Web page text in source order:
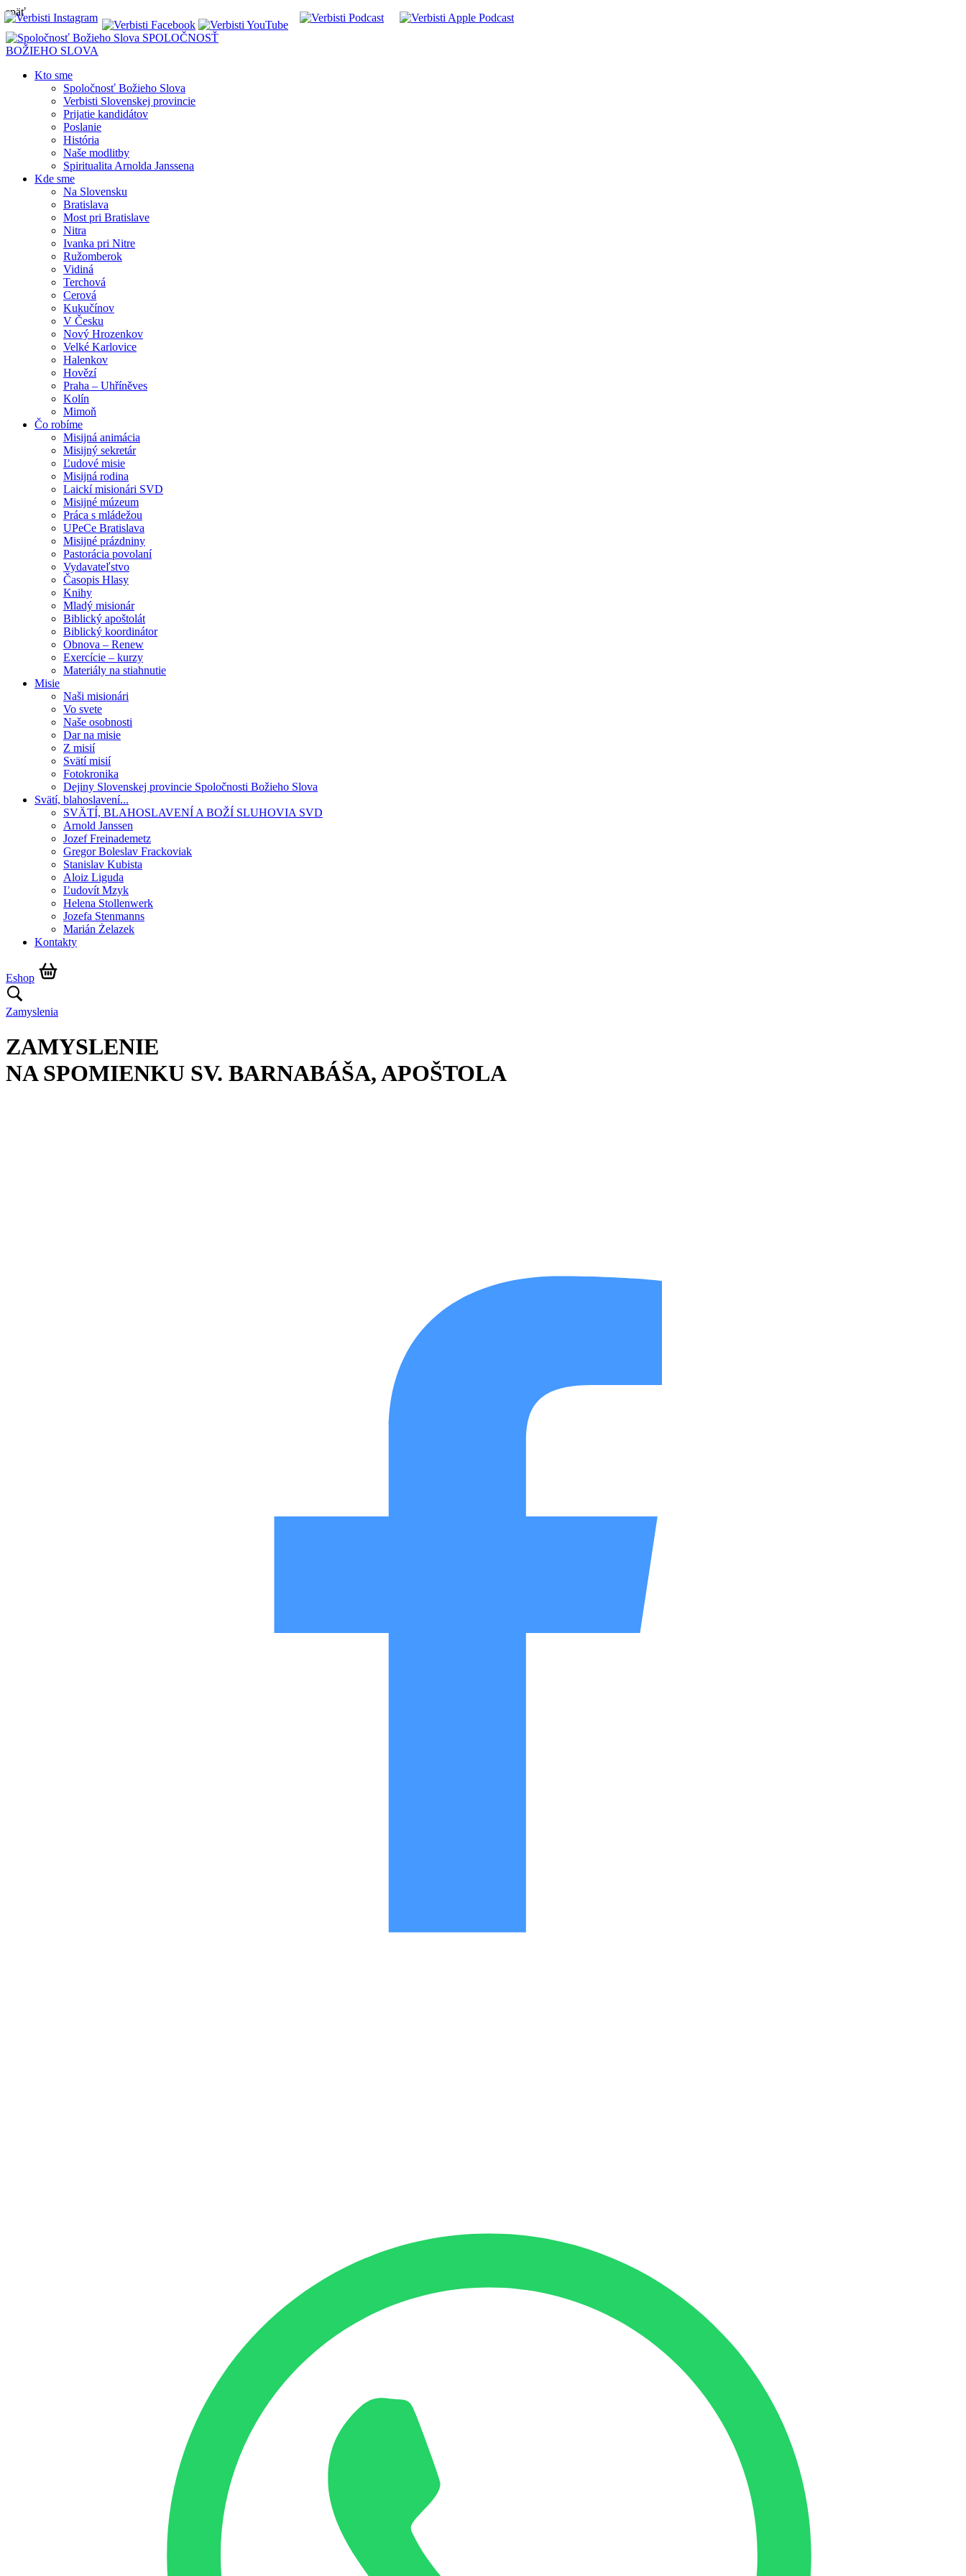
späť
SPOLOČNOSŤ
BOŽIEHO SLOVA
Kto sme
Spoločnosť Božieho Slova
Verbisti Slovenskej provincie
Prijatie kandidátov
Poslanie
História
Naše modlitby
Spiritualita Arnolda Janssena
Kde sme
Na Slovensku
Bratislava
Most pri Bratislave
Nitra
Ivanka pri Nitre
Ružomberok
Vidiná
Terchová
Cerová
Kukučínov
V Česku
Nový Hrozenkov
Velké Karlovice
Halenkov
Hovězí
Praha – Uhříněves
Kolín
Mimoň
Čo robíme
Misijná animácia
Misijný sekretár
Ľudové misie
Misijná rodina
Laickí misionári SVD
Misijné múzeum
Práca s mládežou
UPeCe Bratislava
Misijné prázdniny
Pastorácia povolaní
Vydavateľstvo
Časopis Hlasy
Knihy
Mladý misionár
Biblický apoštolát
Biblický koordinátor
Obnova – Renew
Exercície – kurzy
Materiály na stiahnutie
Misie
Naši misionári
Vo svete
Naše osobnosti
Dar na misie
Z misií
Svätí misií
Fotokronika
Dejiny Slovenskej provincie Spoločnosti Božieho Slova
Svätí, blahoslavení...
SVÄTÍ, BLAHOSLAVENÍ A BOŽÍ SLUHOVIA SVD
Arnold Janssen
Jozef Freinademetz
Gregor Boleslav Frackoviak
Stanislav Kubista
Aloiz Liguda
Ľudovít Mzyk
Helena Stollenwerk
Jozefa Stenmanns
Marián Żelazek
Kontakty
Eshop
Zamyslenia
ZAMYSLENIE
NA SPOMIENKU SV. BARNABÁŠA, APOŠTOLA